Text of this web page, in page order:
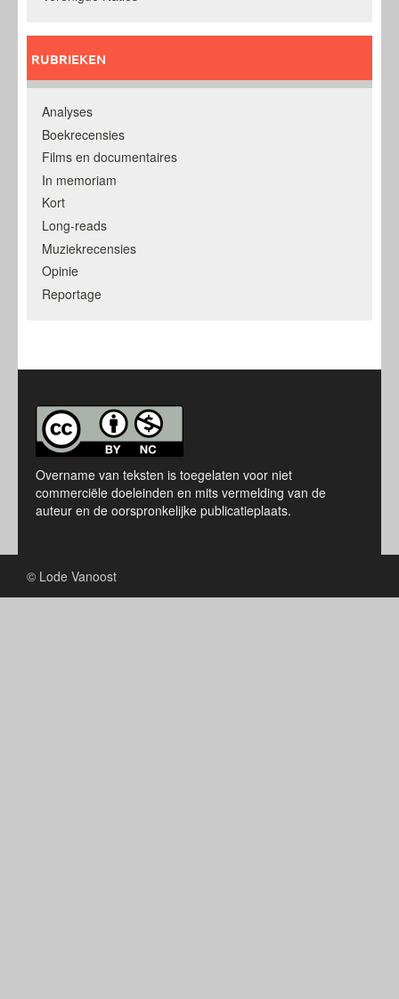
RUBRIEKEN
Analyses
Boekrecensies
Films en documentaires
In memoriam
Kort
Long-reads
Muziekrecensies
Opinie
Reportage
Overname van teksten is toegelaten voor niet
commerciële doeleinden en mits vermelding van de
auteur en de oorspronkelijke publicatieplaats.
© Lode Vanoost